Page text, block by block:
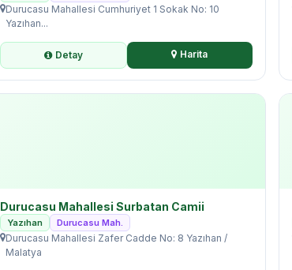
Durucasu Mahallesi Cumhuriyet 1 Sokak No: 10
Yazıhan...
Detay Harita
Durucasu Mahallesi Surbatan Camii
Yazıhan Durucasu Mah.
Durucasu Mahallesi Zafer Cadde No: 8 Yazıhan /
Malatya